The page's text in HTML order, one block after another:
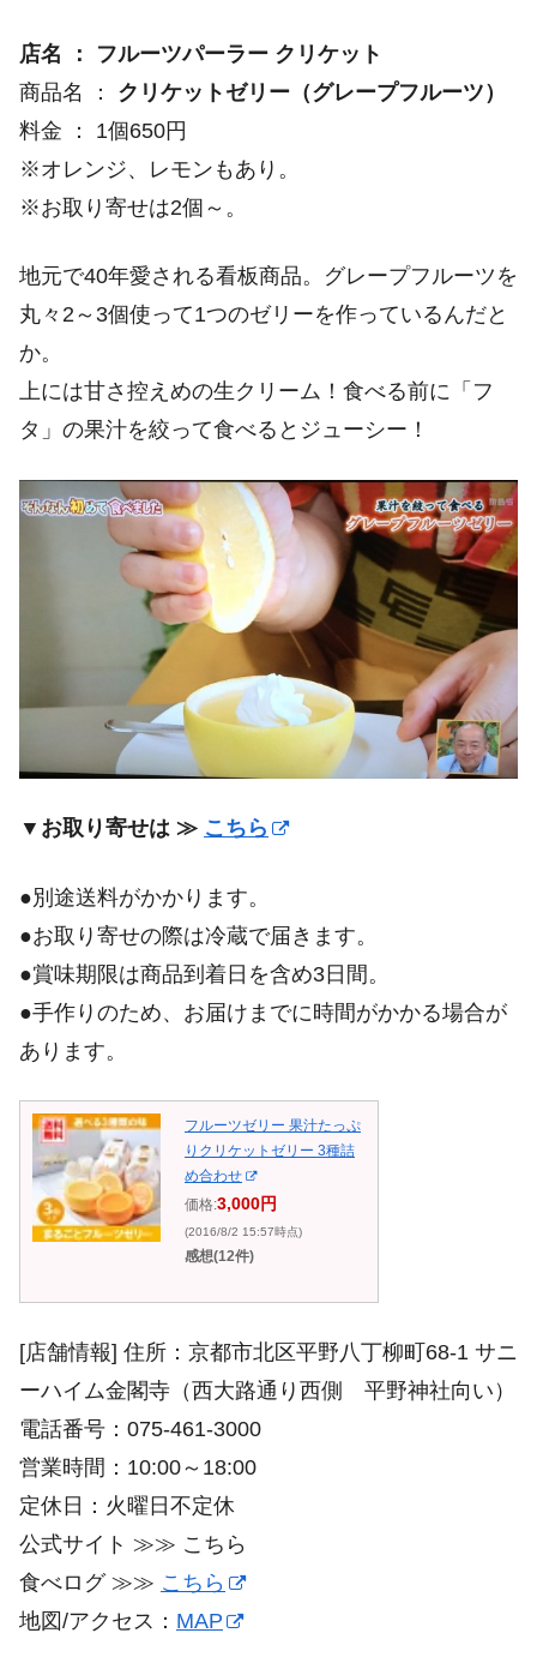
店名 ： フルーツパーラー クリケット
商品名 ： クリケットゼリー（グレープフルーツ）
料金 ： 1個650円
※オレンジ、レモンもあり。
※お取り寄せは2個～。
地元で40年愛される看板商品。グレープフルーツを
丸々2～3個使って1つのゼリーを作っているんだと
か。
上には甘さ控えめの生クリーム！食べる前に「フ
タ」の果汁を絞って食べるとジューシー！
▼お取り寄せは ≫ こちら
●別途送料がかかります。
●お取り寄せの際は冷蔵で届きます。
●賞味期限は商品到着日を含め3日間。
●手作りのため、お届けまでに時間がかかる場合が
あります。
フルーツゼリー 果汁たっぷ
りクリケットゼリー 3種詰
め合わせ
価格:3,000円
(2016/8/2 15:57時点)
感想(12件)
[店舗情報] 住所：京都市北区平野八丁柳町68-1 サニ
ーハイム金閣寺（西大路通り西側 平野神社向い）
電話番号：075-461-3000
営業時間：10:00～18:00
定休日：火曜日不定休
公式サイト ≫≫ こちら
食べログ ≫≫ こちら
地図/アクセス： MAP